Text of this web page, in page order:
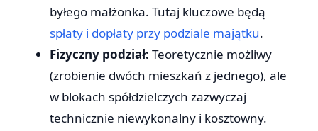
byłego małżonka. Tutaj kluczowe będą
spłaty i dopłaty przy podziale majątku.
Fizyczny podział: Teoretycznie możliwy
(zrobienie dwóch mieszkań z jednego), ale
w blokach spółdzielczych zazwyczaj
technicznie niewykonalny i kosztowny.